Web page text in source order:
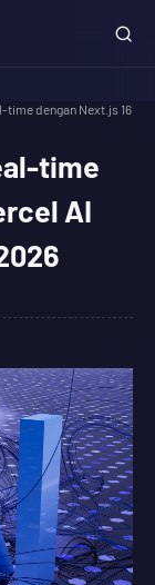
time dengan Next.js 16
time
AI